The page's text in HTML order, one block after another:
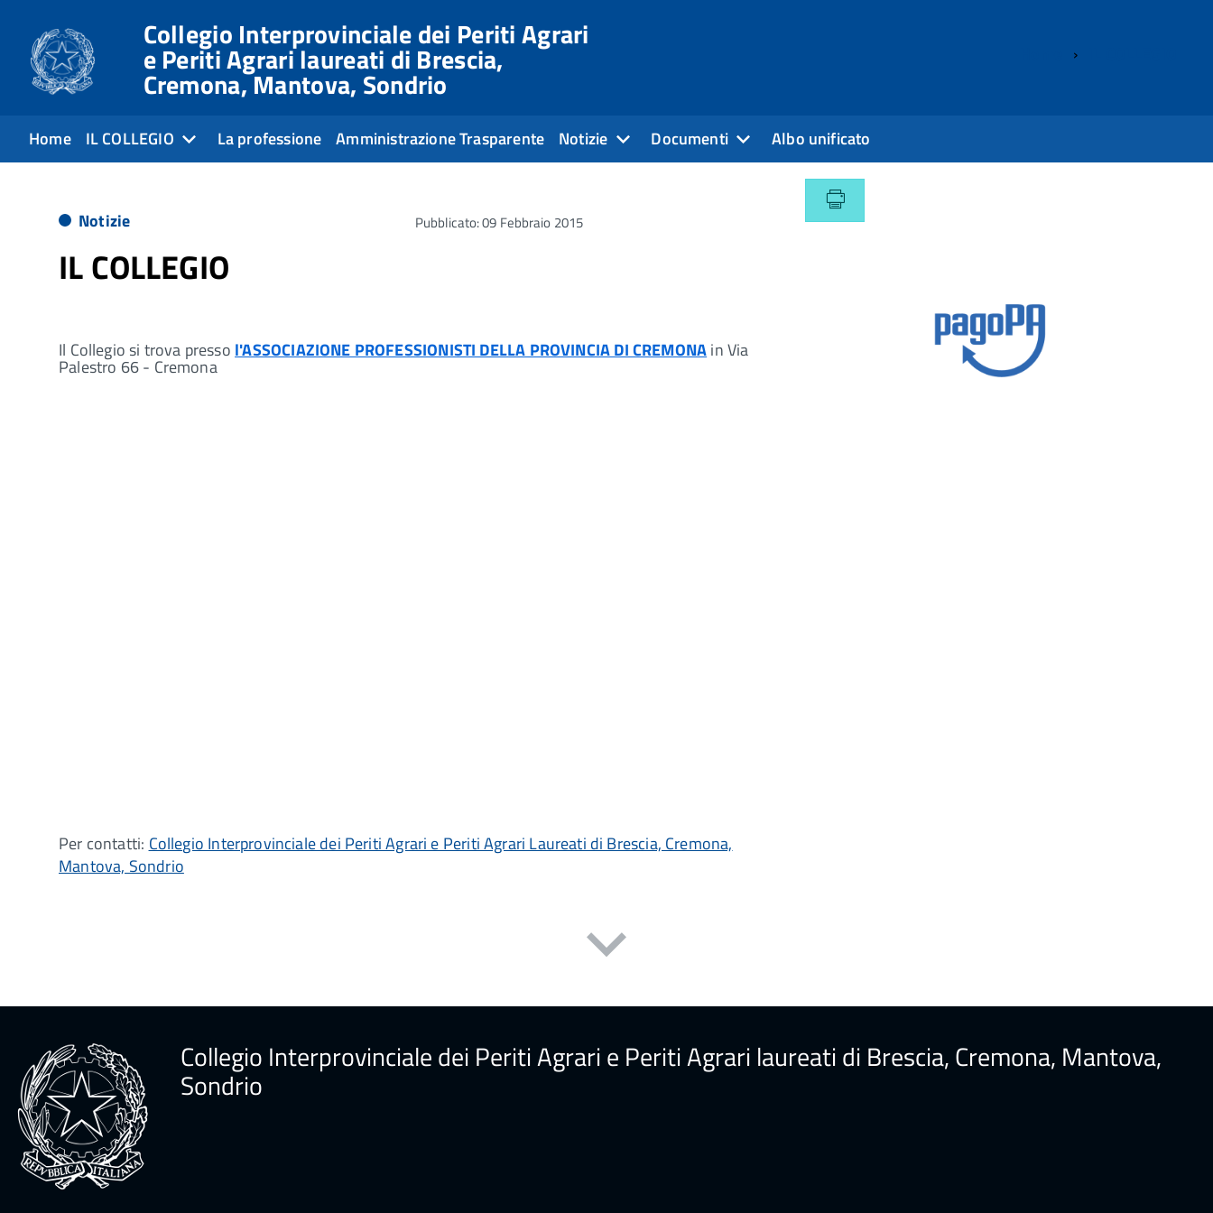
Collegio Interprovinciale dei Periti Agrari
e Periti Agrari laureati di Brescia,
Cremona, Mantova, Sondrio
Home IL COLLEGIO La professione Amministrazione Trasparente Notizie Documenti Albo unificato
Notizie Pubblicato: 09 Febbraio 2015
IL COLLEGIO
Il Collegio si trova presso l'ASSOCIAZIONE PROFESSIONISTI DELLA PROVINCIA DI CREMONAin Via
Palestro 66 - Cremona
Per contatti: Collegio Interprovinciale dei Periti Agrari e Periti Agrari Laureati di Brescia, Cremona,
Mantova, Sondrio
Collegio Interprovinciale dei Periti Agrari e Periti Agrari laureati di Brescia, Cremona, Mantova,
Sondrio